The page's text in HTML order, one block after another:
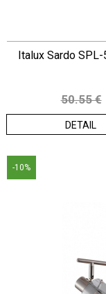
Italux Sardo
50.55 €
DETAIL
-10%